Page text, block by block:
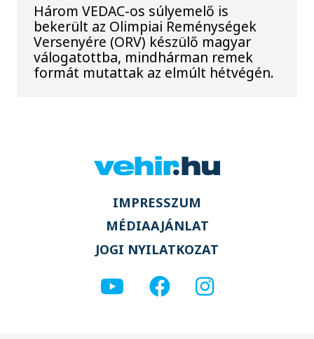
Három VEDAC-os súlyemelő is
bekerült az Olimpiai Reménységek
Versenyére (ORV) készülő magyar
válogatottba, mindhárman remek
formát mutattak az elmúlt hétvégén.
IMPRESSZUM
MÉDIAAJÁNLAT
JOGI NYILATKOZAT